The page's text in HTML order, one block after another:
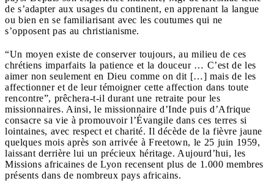
de s’adapter aux usages du continent, en apprenant la langue
ou bien en se familiarisant avec les coutumes qui ne
s’opposent pas au christianisme.
“Un moyen existe de conserver toujours, au milieu de ces
chrétiens imparfaits la patience et la douceur … C’est de les
aimer non seulement en Dieu comme on dit […] mais de les
affectionner et de leur témoigner cette affection dans toute
rencontre”, prêchera-t-il durant une retraite pour les
missionnaires. Ainsi, le missionnaire d’Inde puis d’Afrique
consacre sa vie à promouvoir l’Évangile dans ces terres si
lointaines, avec respect et charité. Il décède de la fièvre jaune
quelques mois après son arrivée à Freetown, le 25 juin 1959,
laissant derrière lui un précieux héritage. Aujourd’hui, les
Missions africaines de Lyon recensent plus de 1.000 membres
présents dans de nombreux pays africains.